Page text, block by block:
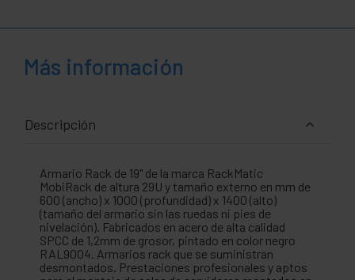
Más información
Descripción
Armario Rack de 19" de la marca RackMatic
MobiRack de altura 29U y tamaño externo en mm de
600 (ancho) x 1000 (profundidad) x 1400 (alto)
(tamaño del armario sin las ruedas ni pies de
nivelación). Fabricados en acero de alta calidad
SPCC de 1,2mm de grosor, pintado en color negro
RAL9004. Armarios rack que se suministran
desmontados. Prestaciones profesionales y aptos